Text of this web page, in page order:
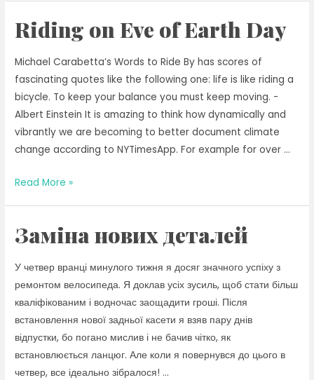
Землі
Riding on Eve of Earth Day
Michael Carabetta’s Words to Ride By has scores of
fascinating quotes like the following one: life is like riding a
bicycle. To keep your balance you must keep moving. -
Albert Einstein It is amazing to think how dynamically and
vibrantly we are becoming to better document climate
change according to NYTimesApp. For example for over …
Riding
of
Day
Read More »
Заміна нових деталей
У четвер вранці минулого тижня я досяг значного успіху з
ремонтом велосипеда. Я доклав усіх зусиль, щоб стати більш
кваліфікованим і водночас заощадити гроші. Після
встановлення нової задньої касети я взяв пару днів
відпустки, бо погано мислив і не бачив чітко, як
встановлюється ланцюг. Але коли я повернувся до цього в
четвер, все ідеально зібралося! …